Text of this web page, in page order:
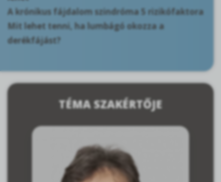
A krónikus fájdalom szindróma 5 rizikófaktora
Mit lehet tenni, ha lumbágó okozza a
derékfájást?
TÉMA SZAKÉRTŐJE